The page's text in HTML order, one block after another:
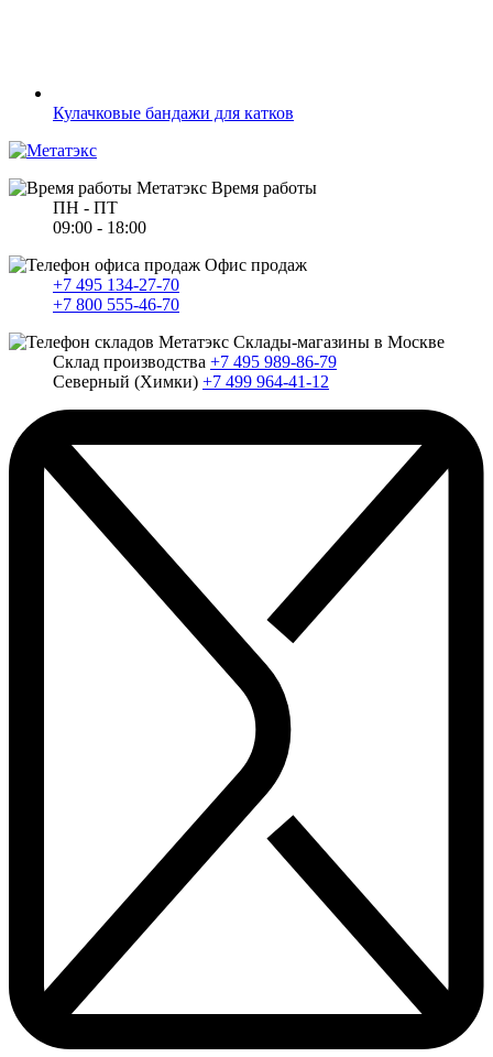
Кулачковые бандажи для катков
Время работы
ПН - ПТ
09:00 - 18:00
Офис продаж
+7 495 134-27-70
+7 800 555-46-70
Склады-магазины в Москве
Склад производства +7 495 989-86-79
Северный (Химки) +7 499 964-41-12